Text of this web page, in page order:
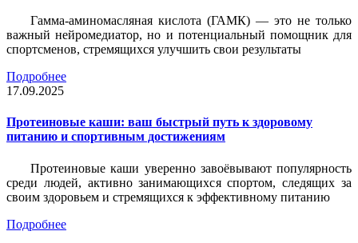
Гамма-аминомасляная кислота (ГАМК) — это не только
важный нейромедиатор, но и потенциальный помощник для
спортсменов, стремящихся улучшить свои результаты
Подробнее
17.09.2025
Протеиновые каши: ваш быстрый путь к здоровому
питанию и спортивным достижениям
Протеиновые каши уверенно завоёвывают популярность
среди людей, активно занимающихся спортом, следящих за
своим здоровьем и стремящихся к эффективному питанию
Подробнее